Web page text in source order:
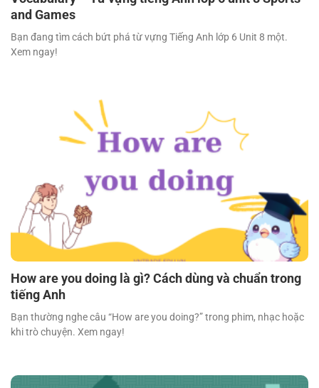
and Games
Bạn đang tìm cách bứt phá từ vựng Tiếng Anh lớp 6 Unit 8 một.
Xem ngay!
How are you doing là gì? Cách dùng và chuẩn trong
tiếng Anh
Bạn thường nghe câu “How are you doing?” trong phim, nhạc hoặc
khi trò chuyện. Xem ngay!